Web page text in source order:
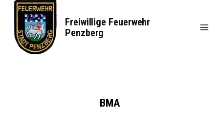
springen
Freiwillige Feuerwehr
Penzberg
BMA